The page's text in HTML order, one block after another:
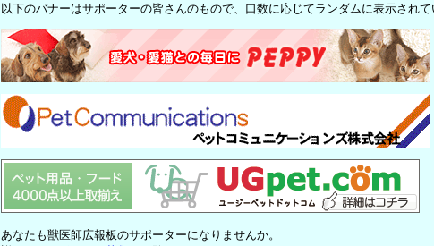
以下のバナーはサポーターの皆さんのもので、口数に応じてランダムに表示され
あなたも獣医師広報板のサポーターになりませんか。